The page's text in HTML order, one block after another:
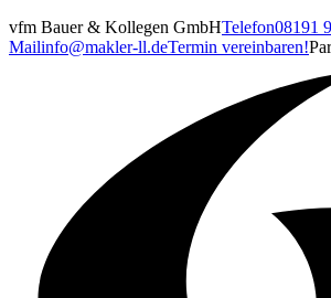
vfm Bauer & Kollegen GmbHTelefon08191
Mailinfo@makler-ll.deTermin vereinbaren!